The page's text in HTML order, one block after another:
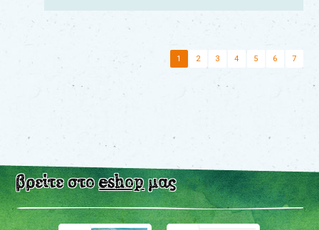
1 2 3 4 5 6 7
βρείτε στοeshopμας